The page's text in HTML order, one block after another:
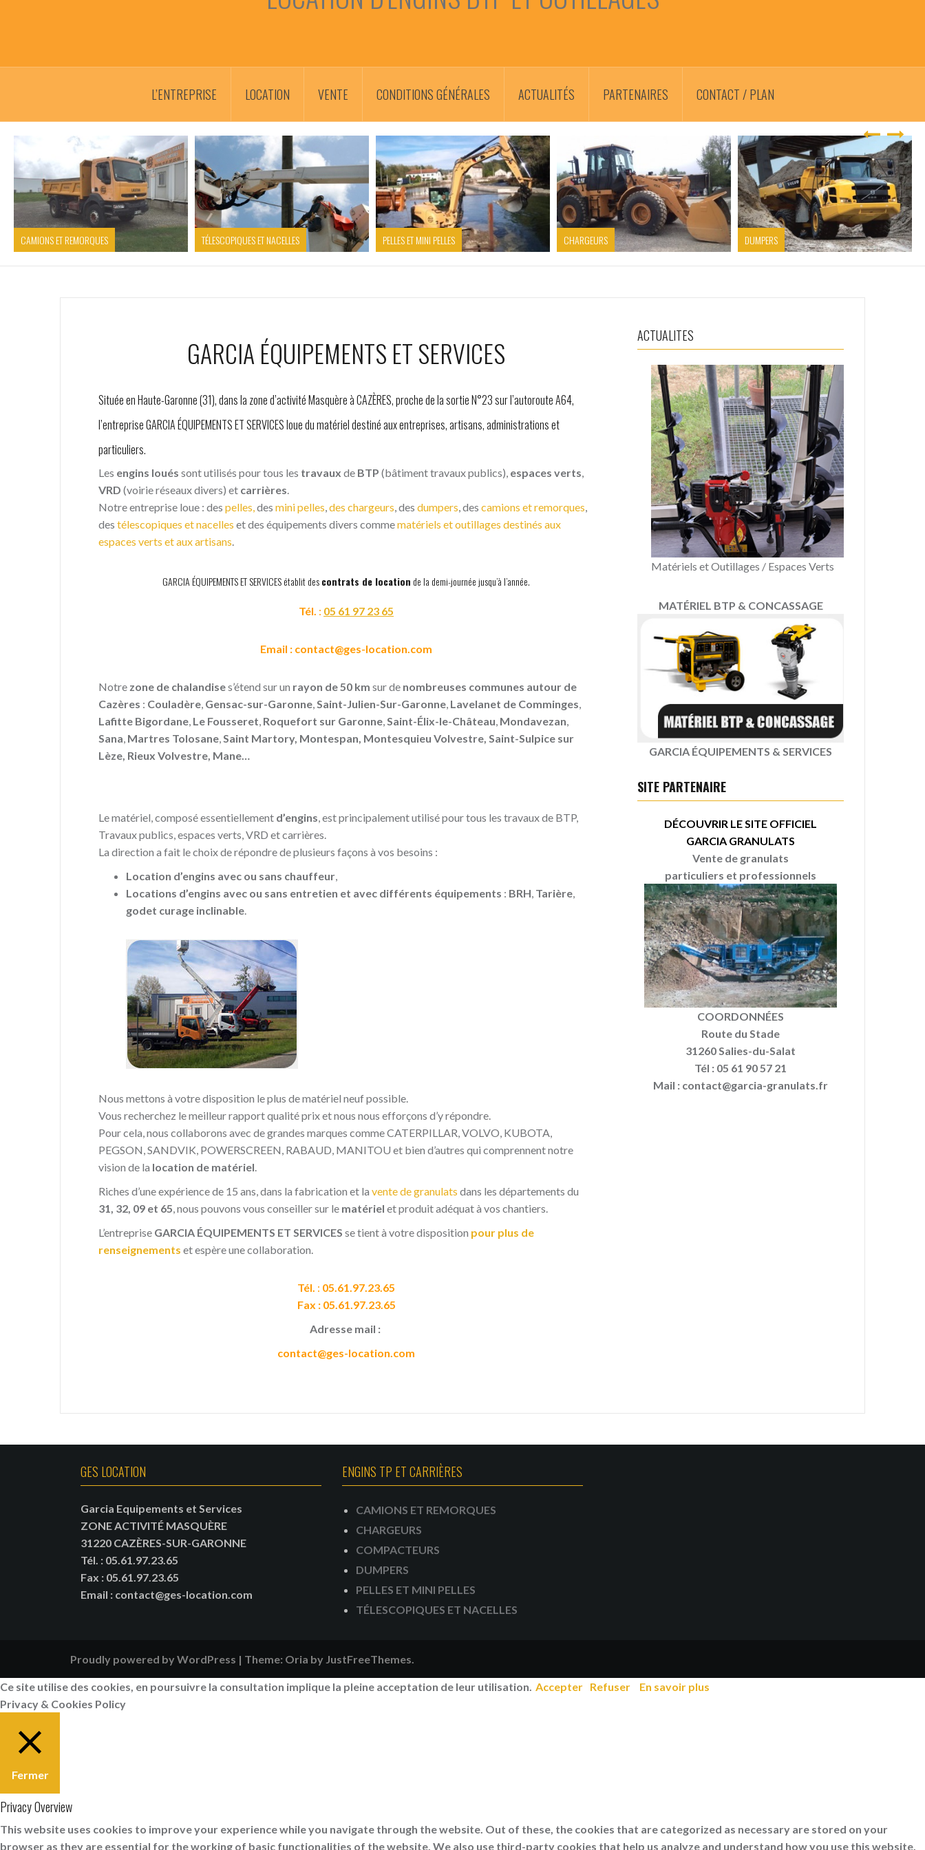
L’ENTREPRISE LOCATION VENTE CONDITIONS GÉNÉRALES ACTUALITÉS PARTENAIRES CONTACT / PLAN
CAMIONS ET REMORQUES TÉLESCOPIQUES ET NACELLES PELLES ET MINI PELLES CHARGEURS DUMPERS
GARCIA ÉQUIPEMENTS ET SERVICES
Située en Haute-Garonne (31), dans la zone d’activité Masquère à CAZÈRES, proche de la sortie N°23 sur l’autoroute A64,
l’entreprise GARCIA ÉQUIPEMENTS ET SERVICES loue du matériel destiné aux entreprises, artisans, administrations et
particuliers.
Les engins loués sont utilisés pour tous les travaux de BTP (bâtiment travaux publics), espaces verts
VRD (voirie réseaux divers) et carrières
Notre entreprise loue : des pelles, des mini pelles des chargeurs , des dumpers , des camions et remorques
des télescopiques et nacelles et des équipements divers commematériels et outillages destinés aux
espaces verts et aux artisans
GARCIA ÉQUIPEMENTS ET SERVICES établit descontrats de locationde la demi-journée jusqu’à l’année.
Tél. : 05 61 97 23 65
Email : contact@ges-location.com
Notre zone de chalandises’étend sur un rayon de 50 km sur de nombreuses communes autour de
Cazères : Couladère Gensac-sur-Garonne Saint-Julien-Sur-Garonne Lavelanet de Comminges
Lafitte Bigordane Le Fousseret Roquefort sur Garonne Saint-Élix-le-Château Mondavezan
Sana Martres Tolosane Saint Martory, Montespan Montesquieu Volvestre Saint-Sulpice sur
Lèze Rieux Volvestre Mane
Le matériel, composé essentiellement d’engins , est principalement utilisé pour tous les travaux de BTP,
Travaux publics, espaces verts, VRD et carrières.
La direction a fait le choix de répondre de plusieurs façons à vos besoins :
Location d’engins avec ou sans chauffeur
Locations d’engins avec ou sans entretien et avec différents équipements : BRH Tarière
godet curage inclinable
Nous mettons à votre disposition le plus de matériel neuf possible.
Vous recherchez le meilleur rapport qualité prix et nous nous efforçons d’y répondre.
Pour cela, nous collaborons avec de grandes marques comme CATERPILLAR, VOLVO, KUBOTA,
PEGSON, SANDVIK, POWERSCREEN, RABAUD, MANITOU et bien d’autres qui comprennent notre
vision de la location de matériel
Riches d’une expérience de 15 ans, dans la fabrication et la vente de granulats dans les départements du
31, 32, 09 et 65 , nous pouvons vous conseiller sur le matériel et produit adéquat à vos chantiers.
L’entreprise GARCIA ÉQUIPEMENTS ET SERVICES se tient à votre disposition pour plus de
renseignements et espère une collaboration.
Tél. : 05.61.97.23.65
Fax : 05.61.97.23.65
Adresse mail :
contact@ges-location.com
ACTUALITES
Matériels et Outillages / Espaces Verts
MATÉRIEL BTP & CONCASSAGE
GARCIA ÉQUIPEMENTS & SERVICES
SITE PARTENAIRE
DÉCOUVRIR LE SITE OFFICIEL
GARCIA GRANULATS
Vente de granulats
particuliers et professionnels
COORDONNÉES
Route du Stade
31260 Salies-du-Salat
Tél : 05 61 90 57 21
Mail : contact@garcia-granulats.fr
GES LOCATION
Garcia Equipements et Services
ZONE ACTIVITÉ MASQUÈRE
31220 CAZÈRES-SUR-GARONNE
Tél. : 05.61.97.23.65
Fax : 05.61.97.23.65
Email : contact@ges-location.com
ENGINS TP ET CARRIÈRES
CAMIONS ET REMORQUES
CHARGEURS
COMPACTEURS
DUMPERS
PELLES ET MINI PELLES
TÉLESCOPIQUES ET NACELLES
Proudly powered by WordPress | Theme: Oria by JustFreeThemes.
Ce site utilise des cookies, en poursuivre la consultation implique la pleine acceptation de leur utilisation. Accepter Refuser
En savoir plus
Privacy & Cookies Policy
Fermer
Privacy Overview
This website uses cookies to improve your experience while you navigate through the website. Out of these, the cookies that are categorized as necessary are stored on your
browser as they are essential for the working of basic functionalities of the website. We also use third-party cookies that help us analyze and understand how you use this website.